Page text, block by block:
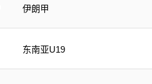
伊朗甲
东南亚U19